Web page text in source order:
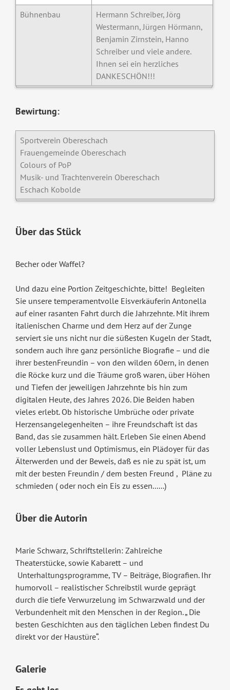
Bühnenbau
Hermann Schreiber, Jörg
Westermann, Jürgen Hörmann,
Benjamin Zirnstein, Hanno
Schreiber und viele andere.
Ihnen sei ein herzliches
DANKESCHÖN!!!
Bewirtung:
Sportverein Obereschach
Frauengemeinde Obereschach
Colours of PoP
Musik- und Trachtenverein Obereschach
Eschach Kobolde
Über das Stück
Becher oder Waffel?
Und dazu eine Portion Zeitgeschichte, bitte! Begleiten
Sie unsere temperamentvolle Eisverkäuferin Antonella
auf einer rasanten Fahrt durch die Jahrzehnte. Mit ihrem
italienischen Charme und dem Herz auf der Zunge
serviert sie uns nicht nur die süßesten Kugeln der Stadt,
sondern auch ihre ganz persönliche Biografie – und die
ihrer bestenFreundin – von den wilden 60ern, in denen
die Röcke kurz und die Träume groß waren, über Höhen
und Tiefen der jeweiligen Jahrzehnte bis hin zum
digitalen Heute, des Jahres 2026. Die Beiden haben
vieles erlebt. Ob historische Umbrüche oder private
Herzensangelegenheiten – ihre Freundschaft ist das
Band, das sie zusammen hält. Erleben Sie einen Abend
voller Lebenslust und Optimismus, ein Plädoyer für das
Älterwerden und der Beweis, daß es nie zu spät ist, um
mit der besten Freundin / dem besten Freund , Pläne zu
schmieden ( oder noch ein Eis zu essen......)
Über die Autorin
Marie Schwarz, Schriftstellerin: Zahlreiche
Theaterstücke, sowie Kabarett – und
Unterhaltungsprogramme, TV – Beiträge, Biografien. Ihr
humorvoll – realistischer Schreibstil wurde geprägt
durch die tiefe Verwurzelung im Schwarzwald und der
Verbundenheit mit den Menschen in der Region. „ Die
besten Geschichten aus den täglichen Leben findest Du
direkt vor der Haustüre“.
Galerie